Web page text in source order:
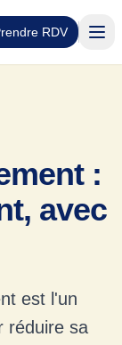
RDV
:
avec
est l'un
réduire sa